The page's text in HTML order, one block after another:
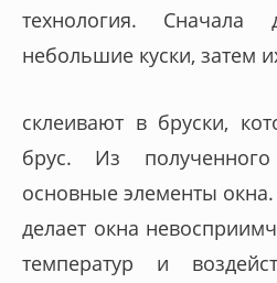
технология.
небольшие куски, затем
склеивают в бруски,
брус. Из
основные элементы окна.
делает окна
температур и